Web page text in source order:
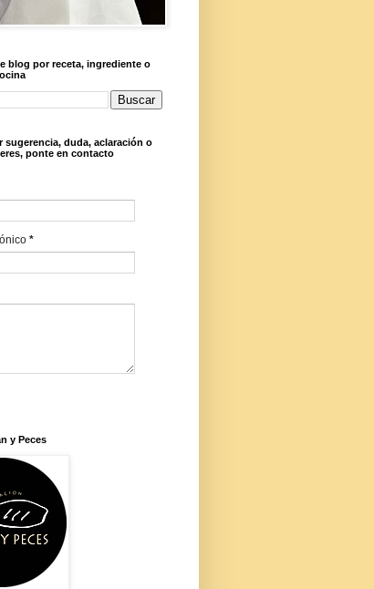
blog por receta, ingrediente o
sugerencia, duda, aclaración o
ponte en contacto
*
y Peces